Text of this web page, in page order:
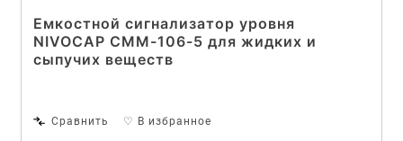
Емкостной сигнализатор уровня
NIVOCAP CMM-106-5 для жидких и
сыпучих веществ
Сравнить ♡ В избранное